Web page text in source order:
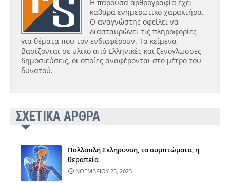
Η παρούσα αρθρογραφία έχει
καθαρά ενημερωτικό χαρακτήρα.
Ο αναγνώστης οφείλει να
διασταυρώνει τις πληροφορίες
για θέματα που τον ενδιαφέρουν. Τα κείμενα
βασίζονται σε υλικό από Ελληνικές και ξενόγλωσσες
δημοσιεύσεις, οι οποίες αναφέρονται στο μέτρο του
δυνατού.
ΣΧΕΤΙΚΑ ΑΡΘΡΑ
Πολλαπλή Σκλήρυνση, τα συμπτώματα, η
θεραπεία
ΝΟΕΜΒΡΙΟΥ 25, 2023